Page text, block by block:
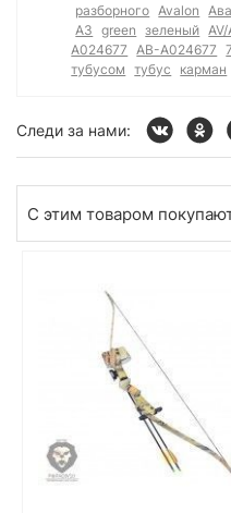
разборного Avalon
А3
green зеленый
A024677
АВ-А024677
тубусом
тубус карман
Следи за нами:
С этим товаром